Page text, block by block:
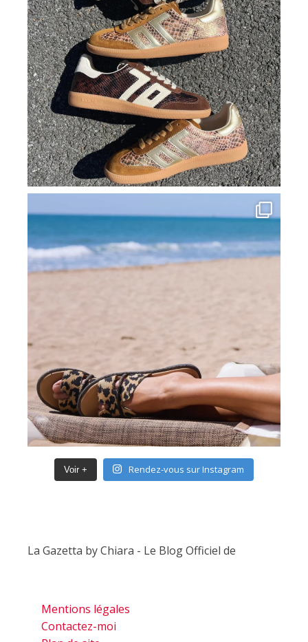
Voir + Rendez-vous sur Instagram
La Gazetta by Chiara - Le Blog Officiel de
Mentions légales
Contactez-moi